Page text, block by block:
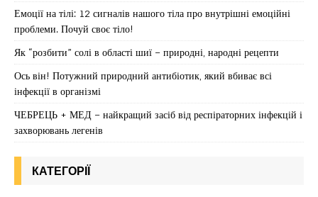
Емоції на тілі: 12 сигналів нашого тіла про внутрішні емоційні
проблеми. Почуй своє тіло!
Як “розбити” солі в області шиї – природні, народні рецепти
Ось він! Потужний природний антибіотик, який вбиває всі
інфекції в організмі
ЧЕБРЕЦЬ + МЕД – найкращий засіб від респіраторних інфекцій і
захворювань легенів
КАТЕГОРІЇ